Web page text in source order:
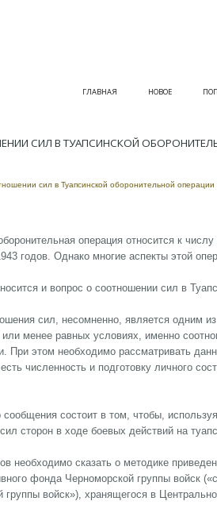
ГЛАВНАЯ НОВОЕ
СИЛ В ТУАПСИНСКОЙ
сил в Туапсинской оборонительной операции
операция относится к
годов. Однако многие аспекты этой
и вопрос о соотношении сил в
сил, несомненно, является одним
или менее равных условиях, именно
При этом необходимо рассматривать
есть численность и подготовку личного
сообщения состоит в том, чтобы,
сторон в ходе боевых действий на
необходимо сказать о методике
фонда Черноморской группы войск
группы войск»), хранящегося в